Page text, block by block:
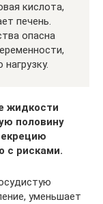
кислота,
печень.
опасна
жидкости
половину
с рисками.
уменьшает